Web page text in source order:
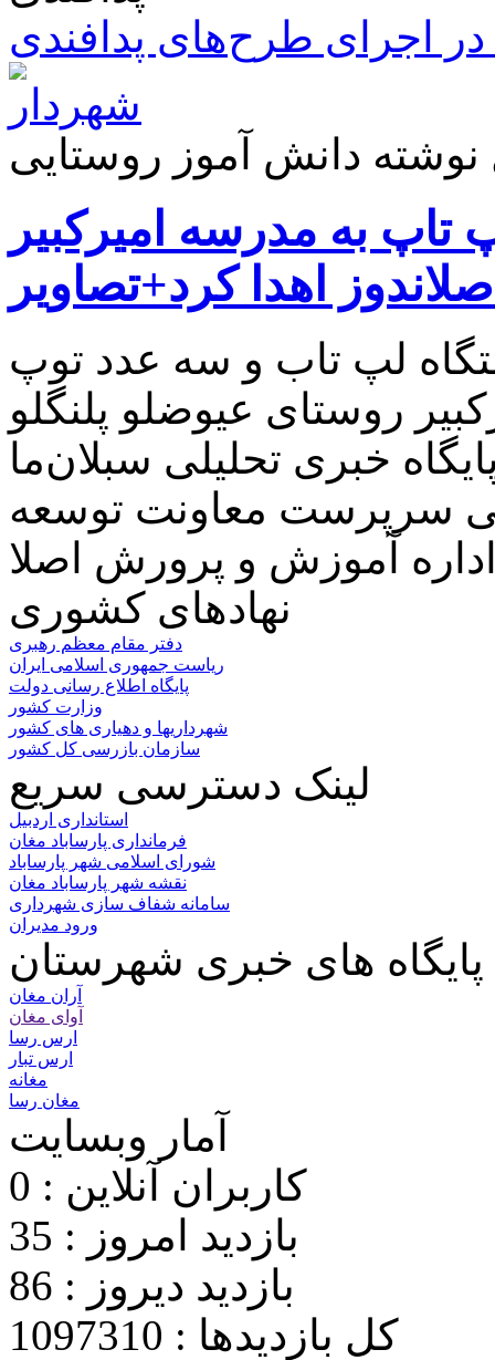
اجرای طرح‌های پدافندی
دانش آموز روستایی
تاپ به مدرسه امیرکبیر
اهدا کرد+تصاویر
لپ تاب و سه عدد توپ
روستای عیوضلو پلنگلو
خبری تحلیلی سبلان‌ما
سرپرست معاونت توسعه
نهادهای کشوری
دفتر مقام معظم رهبری
ریاست جمهوری اسلامی ایران
پایگاه اطلاع رسانی دولت
وزارت کشور
شهرداریها و دهیاری های کشور
سازمان بازرسی کل کشور
لینک دسترسی سریع
استانداری اردبیل
فرمانداری پارساباد مغان
شورای اسلامی شهر پارساباد
نقشه شهر پارساباد مغان
سامانه شفاف سازی شهرداری
ورود مدیران
پایگاه های خبری شهرستان
آران مغان
آوای مغان
ارس رسا
ارس تبار
مغانه
مغان رسا
آمار وبسایت
کاربران آنلاین : 0
بازدید امروز : 35
بازدید دیروز : 86
کل بازدیدها : 1097310